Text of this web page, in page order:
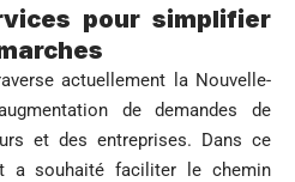
pour simplifier
actuellement la Nouvelle-
de demandes de
et des entreprises. Dans ce
a souhaité faciliter le chemin